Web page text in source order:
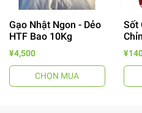
Gạo Nhật Ngon - Dẻo
HTF Bao 10Kg
¥4,500
CHỌN MUA
Sốt
Tuấn